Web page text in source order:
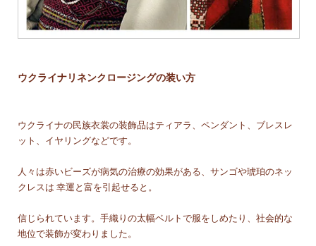
ウクライナリネンクロージングの装い方
ウクライナの民族衣裳の装飾品はティアラ、ペンダント、ブレスレ
ット、イヤリングなどです。
人々は赤いビーズが病気の治療の効果がある、サンゴや琥珀のネッ
クレスは 幸運と富を引起せると。
信じられています。手織りの太幅ベルトで服をしめたり、社会的な
地位で装飾が変わりました。